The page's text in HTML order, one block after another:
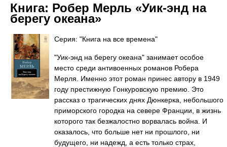
Книга: Робер Мерль «Уик-энд на
берегу океана»
Серия: "Книга на все времена"
"Уик-энд на берегу океана" занимает особое
место среди антивоенных романов Робера
Мерля. Именно этот роман принес автору в 1949
году престижную Гонкуровскую премию. Это
рассказ о трагических днях Дюнкерка, небольшого
приморского городка на севере Франции, в жизнь
которого так безжалостно ворвалась война. И
оказалось, что больше нет ни прошлого, ни
будущего, ни надежд, а есть только страх,